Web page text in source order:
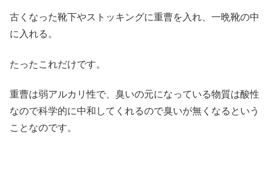
古くなった靴下やストッキングに重曹を入れ、一晩靴の中
に入れる。
たったこれだけです。
重曹は弱アルカリ性で、臭いの元になっている物質は酸性
なので科学的に中和してくれるので臭いが無くなるという
ことなのです。